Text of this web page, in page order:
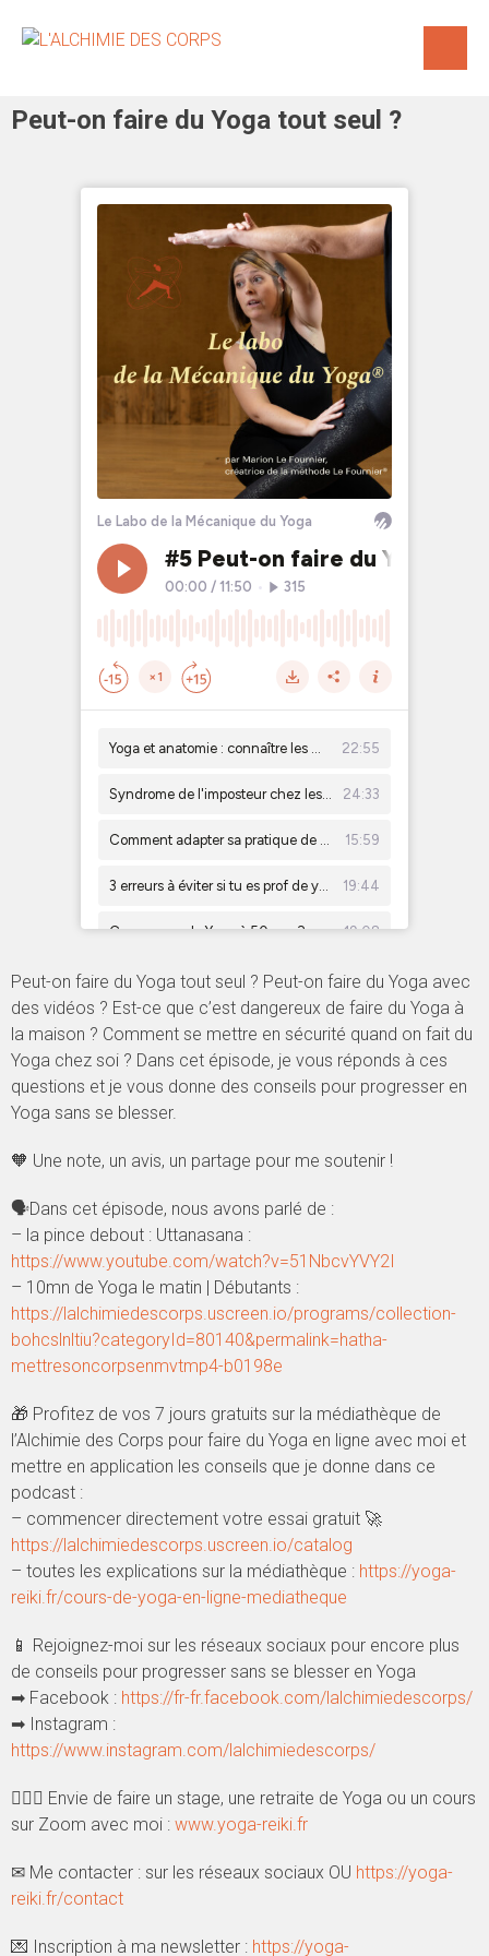
Peut-on faire du Yoga tout seul ?
Peut-on faire du Yoga tout seul ? Peut-on faire du Yoga avec
des vidéos ? Est-ce que c’est dangereux de faire du Yoga à
la maison ? Comment se mettre en sécurité quand on fait du
Yoga chez soi ? Dans cet épisode, je vous réponds à ces
questions et je vous donne des conseils pour progresser en
Yoga sans se blesser.
🧡 Une note, un avis, un partage pour me soutenir !
🗣Dans cet épisode, nous avons parlé de :
– la pince debout : Uttanasana :
https://www.youtube.com/watch?v=51NbcvYVY2I
– 10mn de Yoga le matin | Débutants :
https://lalchimiedescorps.uscreen.io/programs/collection-
bohcslnltiu?categoryId=80140&permalink=hatha-
mettresoncorpsenmvtmp4-b0198e
🎁 Profitez de vos 7 jours gratuits sur la médiathèque de
l’Alchimie des Corps pour faire du Yoga en ligne avec moi et
mettre en application les conseils que je donne dans ce
podcast :
– commencer directement votre essai gratuit 🚀
https://lalchimiedescorps.uscreen.io/catalog
– toutes les explications sur la médiathèque : https://yoga-
reiki.fr/cours-de-yoga-en-ligne-mediatheque
📱 Rejoignez-moi sur les réseaux sociaux pour encore plus
de conseils pour progresser sans se blesser en Yoga
➡ Facebook : https://fr-fr.facebook.com/lalchimiedescorps/
➡ Instagram :
https://www.instagram.com/lalchimiedescorps/
🧘🏻‍♂️ Envie de faire un stage, une retraite de Yoga ou un cours
sur Zoom avec moi : www.yoga-reiki.fr
✉ Me contacter : sur les réseaux sociaux OU https://yoga-
reiki.fr/contact
💌 Inscription à ma newsletter : https://yoga-